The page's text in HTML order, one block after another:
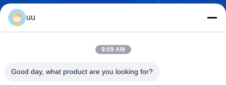
uu
9:09 AM
Good day, what product are you looking for?